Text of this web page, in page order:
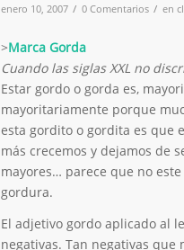
enero 10, 2007 / 0 Comentarios / en
>Marca Gorda
Cuando las siglas XXL no
Estar gordo o gorda es,
mayoritariamente porque
esta gordito o gordita es que
más crecemos y dejamos de
mayores… parece que no
gordura.
El adjetivo gordo aplicado al
negativas. Tan negativas que